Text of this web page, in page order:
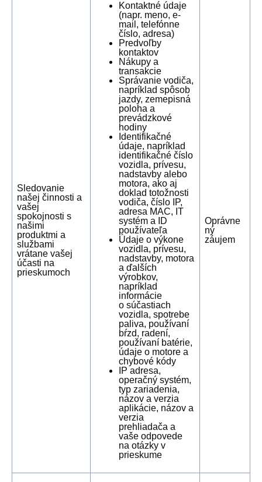
Sledovanie
našej činnosti a
vašej
spokojnosti s
našimi
produktmi a
službami
vrátane vašej
účasti na
prieskumoch
Kontaktné údaje
(napr. meno, e-
mail, telefónne
číslo, adresa)
Predvoľby
kontaktov
Nákupy a
transakcie
Správanie vodiča,
napríklad spôsob
jazdy, zemepisná
poloha a
prevádzkové
hodiny
Identifikačné
údaje, napríklad
identifikačné číslo
vozidla, prívesu,
nadstavby alebo
motora, ako aj
doklad totožnosti
vodiča, číslo IP,
adresa MAC, IT
systém a ID
používateľa
Údaje o výkone
vozidla, prívesu,
nadstavby, motora
a ďalších
výrobkov,
napríklad
informácie
o súčastiach
vozidla, spotrebe
paliva, používaní
bŕzd, radení,
používaní batérie,
údaje o motore a
chybové kódy
IP adresa,
operačný systém,
typ zariadenia,
názov a verzia
aplikácie, názov a
verzia
prehliadača a
vaše odpovede
na otázky v
prieskume
Oprávne
ný
záujem